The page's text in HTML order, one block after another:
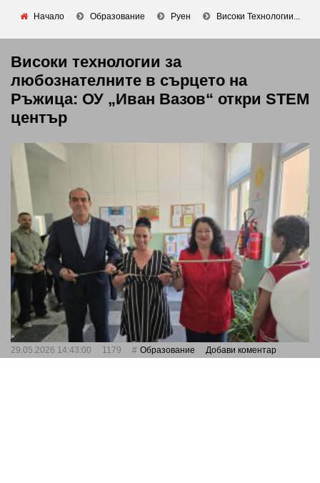
Начало Oбразование Руен Високи Технологии...
Високи технологии за
любознателните в сърцето на
Ръжица: ОУ „Иван Вазов“ откри STEM
център
29.05.2026 14:43:00 1179 Oбразование Добави коментар